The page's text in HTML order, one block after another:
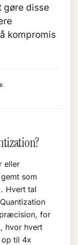
gøre disse
kompromis
eller
som
Hvert tal
for
hvor hvert
til 4x